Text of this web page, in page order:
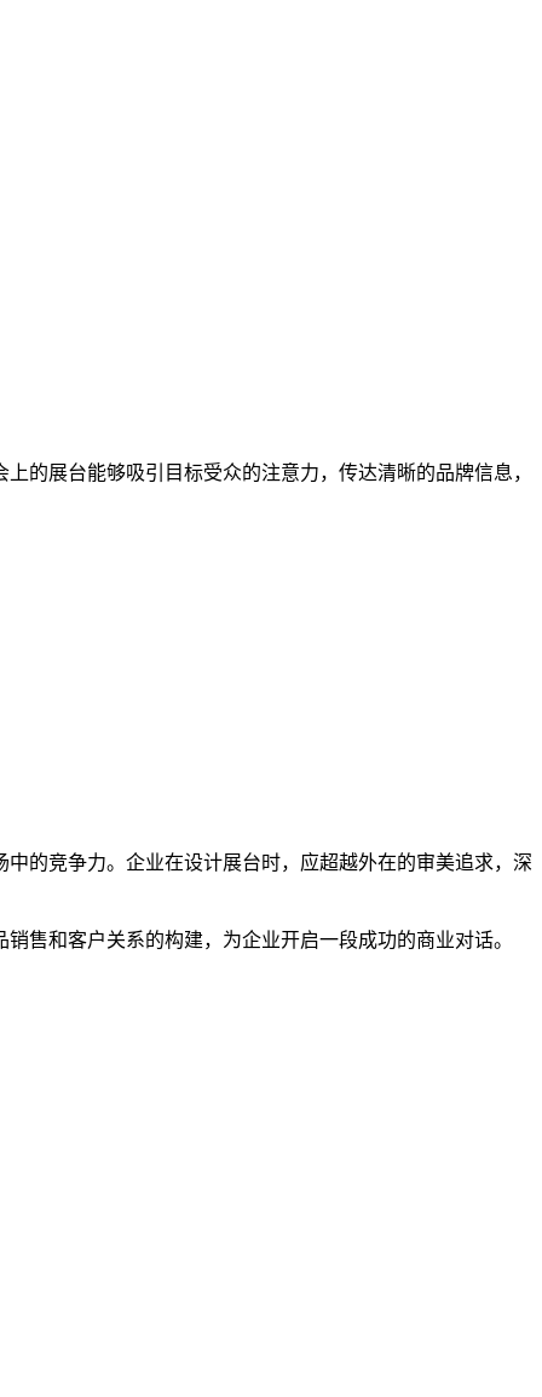
的展台能够吸引目标受众的注意力，传达清晰的品牌信息，
的竞争力。企业在设计展台时，应超越外在的审美追求，深
售和客户关系的构建，为企业开启一段成功的商业对话。